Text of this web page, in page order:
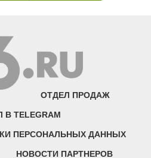
ОТДЕЛ ПРОДАЖ
В TELEGRAM
ПЕРСОНАЛЬНЫХ ДАННЫХ
НОВОСТИ ПАРТНЕРОВ